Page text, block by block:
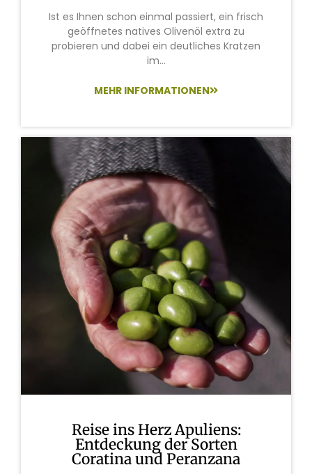
Ist es Ihnen schon einmal passiert, ein frisch
geöffnetes natives Olivenöl extra zu
probieren und dabei ein deutliches Kratzen
im...
MEHR INFORMATIONEN
Reise ins Herz Apuliens:
Entdeckung der Sorten
Coratina und Peranzana